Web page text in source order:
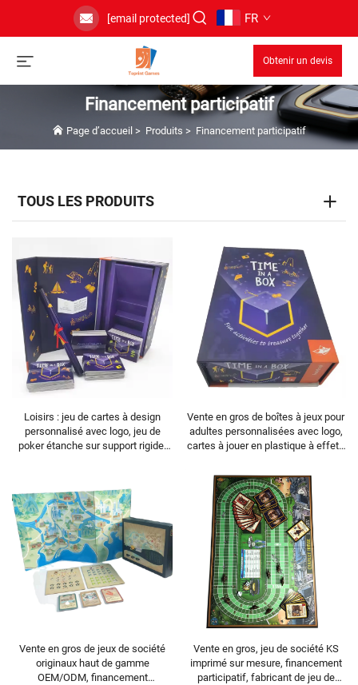
[email protected] FR
Obtenir un devis
Financement participatif
Page d’accueil > Produits > Financement participatif
TOUS LES PRODUITS
Loisirs : jeu de cartes à design
personnalisé avec logo, jeu de
poker étanche sur support rigide,
Vente en gros de boîtes à jeux pour
adultes personnalisées avec logo,
cartes à jouer en plastique à effets
personnalisé, cartes à jouer
personnalisées
Vente en gros de jeux de société
originaux haut de gamme
OEM/ODM, financement
Vente en gros, jeu de société KS
imprimé sur mesure, financement
participatif, fabricant de jeu de